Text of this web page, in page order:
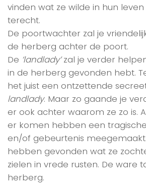
vinden wat ze wilde in hun
terecht.
De poortwachter zal je
de herberg achter de poort.
De ‘landlady’zal je verder
in de herberg gevonden hebt.
het juist een ontzettende
landlady. Maar zo gaande je
er ook achter waarom ze zo is.
er komen hebben een
en/of gebeurtenis
hebben gevonden wat ze
zielen in vrede rusten. De ware
herberg.